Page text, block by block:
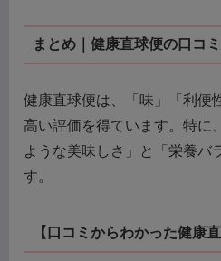
まとめ｜健康直球便の口コ
健康直球便は、「味」「利便
高い評価を得ています。特に
ような美味しさ」と「栄養バ
す。
【口コミからわかった健康